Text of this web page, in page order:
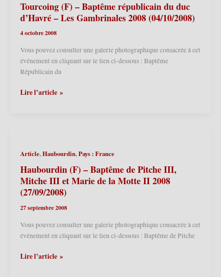
mâchon
2009
Tourcoing (F) – Baptême républicain du duc
d’Havré – Les Gambrinales 2008 (04/10/2008)
4 octobre 2008
Vous pouvez consulter une galerie photographique consacrée à cet
événement en cliquant sur le lien ci-dessous : Baptême
Républicain du
Tourcoing
duc
d’Havré
–
Les
2008
(04/10/2008)
Lire l’article »
Article,Haubourdin,Pays : France
Haubourdin (F) – Baptême de Pitche III,
Mitche III et Marie de la Motte II 2008
(27/09/2008)
27 septembre 2008
Vous pouvez consulter une galerie photographique consacrée à cet
événement en cliquant sur le lien ci-dessous : Baptême de Pitche
Haubourdin
Lire l’article »